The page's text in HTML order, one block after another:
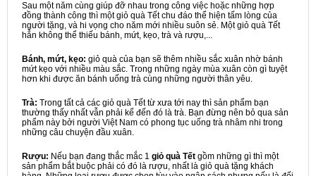
Sau một năm cùng giúp đỡ nhau trong công việc hoặc những hợp
đồng thành công thì một giỏ quà Tết chu đáo thể hiện tấm lòng của
người tặng, và hi vọng cho năm mới nhiều suôn sẻ. Một giỏ quà Tết
hẳn không thể thiếu bánh, mứt, kẹo, trà và rượu,...
Bánh, mứt, kẹo: giỏ quà của bạn sẽ thêm nhiều sắc xuân nhờ bánh
mứt kẹo với nhiều màu sắc. Trong những ngày mùa xuân còn gì tuyệt
hơn khi được ăn bánh uống trà cùng những người thân yêu.
Trà: Trong tất cả các giỏ quà Tết từ xưa tới nay thì sản phẩm bạn
thường thấy nhất vẫn phải kể đến đó là trà. Bạn đừng nên bỏ qua sản
phẩm này bởi người Việt Nam có phong tục uống trà nhâm nhi trong
những câu chuyện đầu xuân.
Rượu: Nếu bạn đang thắc mắc 1 giỏ quà Tết gồm những gì thì một
sản phẩm bắt buộc phải có đó là rượu, nhất là giỏ quà tặng khách